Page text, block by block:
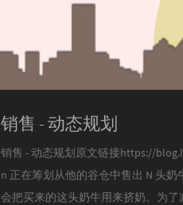
销售 - 动态规划
销售 - 动态规划原文链接https://
n 正在筹划从他的谷仓中售出 N 头
会把买来的这头奶牛用来挤奶。为